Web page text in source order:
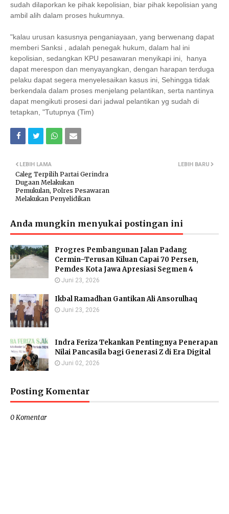
sudah dilaporkan ke pihak kepolisian, biar pihak kepolisian yang
ambil alih dalam proses hukumnya.
"kalau urusan kasusnya penganiayaan, yang berwenang dapat
memberi Sanksi , adalah penegak hukum, dalam hal ini
kepolisian, sedangkan KPU pesawaran menyikapi ini, hanya
dapat merespon dan menyayangkan, dengan harapan terduga
pelaku dapat segera menyelesaikan kasus ini, Sehingga tidak
berkendala dalam proses menjelang pelantikan, serta nantinya
dapat mengikuti prosesi dari jadwal pelantikan yg sudah di
tetapkan, "Tutupnya (Tim)
LEBIH BARU
LEBIH LAMA
Caleg Terpilih Partai Gerindra
Dugaan Melakukan
Pemukulan, Polres Pesawaran
Melakukan Penyelidikan
Anda mungkin menyukai postingan ini
Progres Pembangunan Jalan Padang
Cermin–Terusan Kiluan Capai 70 Persen,
Pemdes Kota Jawa Apresiasi Segmen 4
Juni 23, 2026
Ikbal Ramadhan Gantikan Ali Ansorulhaq
Juni 23, 2026
Indra Feriza Tekankan Pentingnya Penerapan
Nilai Pancasila bagi Generasi Z di Era Digital
Juni 02, 2026
Posting Komentar
0 Komentar